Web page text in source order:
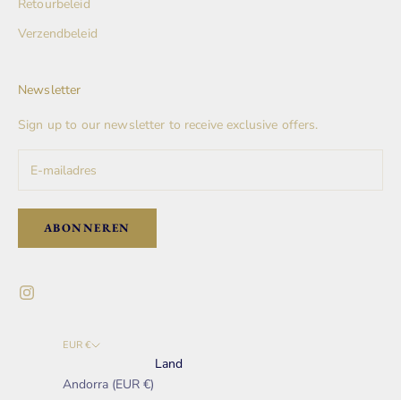
Retourbeleid
Verzendbeleid
Newsletter
Sign up to our newsletter to receive exclusive offers.
ABONNEREN
EUR €
Land
Andorra (EUR €)